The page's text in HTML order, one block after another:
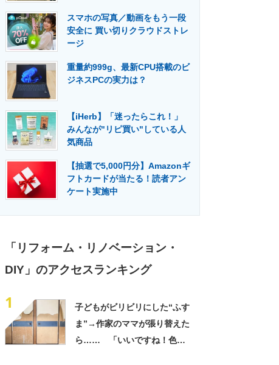
・活用を支援
門メディア 建設×テクノロジーの最前線
スマホの写真／動画をもう一段
安全に 買い切りクラウドストレ
ージ
重量約999g、最新CPU搭載のビ
ジネスPCの実力は？
【iHerb】「迷ったらこれ！」
みんなが"リピ買い"している人
気商品
【抽選で5,000円分】Amazonギ
フトカードが当たる！読者アン
ケート実施中
「リフォーム・リノベーション・
DIY」のアクセスランキング
1
子どもがビリビリにした“ふす
ま”→作家のママが張り替えた
ら…… 「いいですね！色